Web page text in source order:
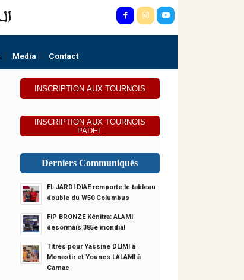
Media Contact
INSCRIPTION AUX TOURNOIS
INSCRIPTION AUX TOURNOIS
PADEL
Derniers Communiqués
EL JARDI DIAE remporte le tableau
double du W50 Columbus
FIP BRONZE Kénitra: ALAMI
désormais 385e mondial
Titres pour Yassine DLIMI à
Monastir et Younes LALAMI à
Carnac